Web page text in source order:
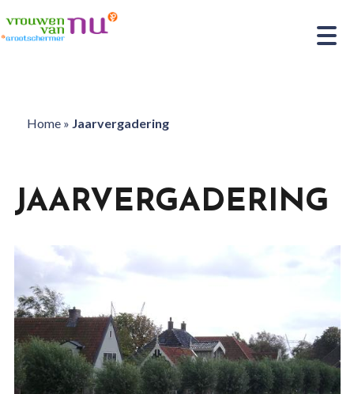
Home» Jaarvergadering
JAARVERGADERING